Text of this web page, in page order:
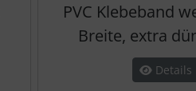
PVC Klebeband
Breite, extra
Details